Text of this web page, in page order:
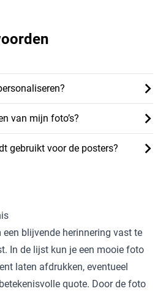
van mijn foto’s?
gebruikt voor de posters?
blijvende herinnering vast te
In de lijst kun je een mooie foto
laten afdrukken, eventueel
quote. Door de foto